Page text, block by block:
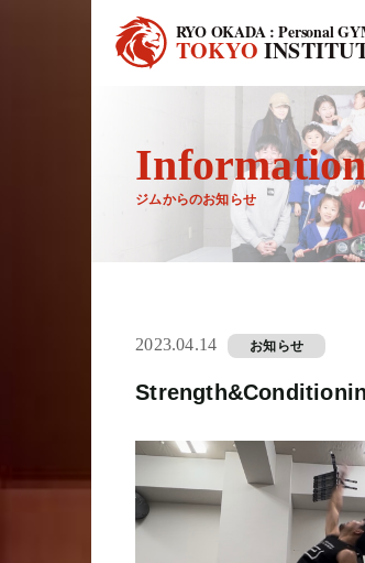
RYO OKADA : Personal
TOKYO
ジムからのお知らせ
2023.04.14 お知らせ